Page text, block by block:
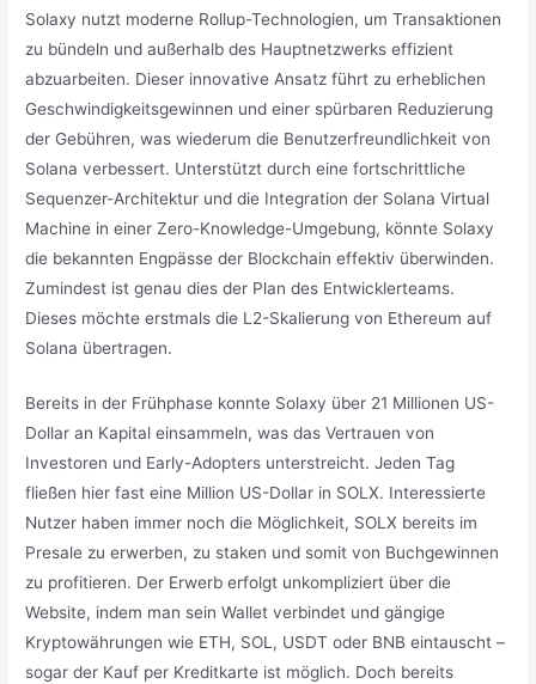
Solaxy nutzt moderne Rollup-Technologien, um Transaktionen
zu bündeln und außerhalb des Hauptnetzwerks effizient
abzuarbeiten. Dieser innovative Ansatz führt zu erheblichen
Geschwindigkeitsgewinnen und einer spürbaren Reduzierung
der Gebühren, was wiederum die Benutzerfreundlichkeit von
Solana verbessert. Unterstützt durch eine fortschrittliche
Sequenzer-Architektur und die Integration der Solana Virtual
Machine in einer Zero-Knowledge-Umgebung, könnte Solaxy
die bekannten Engpässe der Blockchain effektiv überwinden.
Zumindest ist genau dies der Plan des Entwicklerteams.
Dieses möchte erstmals die L2-Skalierung von Ethereum auf
Solana übertragen.
Bereits in der Frühphase konnte Solaxy über 21 Millionen US-
Dollar an Kapital einsammeln, was das Vertrauen von
Investoren und Early-Adopters unterstreicht. Jeden Tag
fließen hier fast eine Million US-Dollar in SOLX. Interessierte
Nutzer haben immer noch die Möglichkeit, SOLX bereits im
Presale zu erwerben, zu staken und somit von Buchgewinnen
zu profitieren. Der Erwerb erfolgt unkompliziert über die
Website, indem man sein Wallet verbindet und gängige
Kryptowährungen wie ETH, SOL, USDT oder BNB eintauscht –
sogar der Kauf per Kreditkarte ist möglich. Doch bereits